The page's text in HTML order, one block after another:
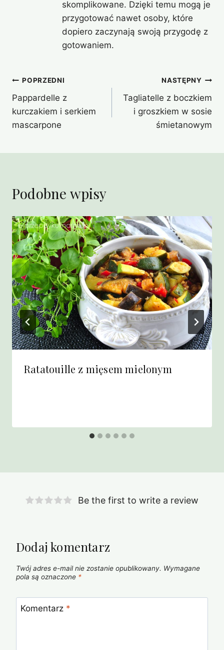
skomplikowane. Dzięki temu mogą je
przygotować nawet osoby, które
dopiero zaczynają swoją przygodę z
gotowaniem.
Nawigacja
wpisu
POPRZEDNI
Pappardelle z
kurczakiem i serkiem
mascarpone
NASTĘPNY
Tagliatelle z boczkiem
i groszkiem w sosie
śmietanowym
Podobne wpisy
Ratatouille z mięsem mielonym
Be the first to write a review
Dodaj komentarz
Twój adres e-mail nie zostanie opublikowany. Wymagane
pola są oznaczone *
Komentarz *